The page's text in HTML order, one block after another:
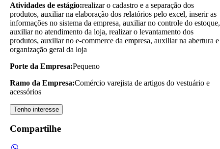
Atividades de estágio:realizar o cadastro e a separação dos
produtos, auxiliar na elaboração dos relatórios pelo excel, inserir as
informações no sistema da empresa, auxiliar no controle do estoque,
auxiliar no atendimento da loja, realizar o levantamento dos
produtos, auxiliar no e-commerce da empresa, auxiliar na abertura e
organização geral da loja
Porte da Empresa:Pequeno
Ramo da Empresa:Comércio varejista de artigos do vestuário e
acessórios
Tenho interesse
Compartilhe